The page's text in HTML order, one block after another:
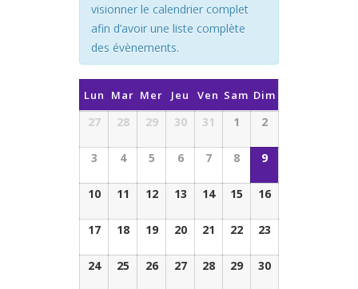
visionner le calendrier complet
afin d’avoir une liste complète
des évènements.
CALENDRIER
DE
Calendrier
Évènements
Lun Mar Mer Jeu Ven Sam Dim
27 28 29 30 31 1 2
3 4 5 6 7 8 9
10 11 12 13 14 15 16
17 18 19 20 21 22 23
24 25 26 27 28 29 30